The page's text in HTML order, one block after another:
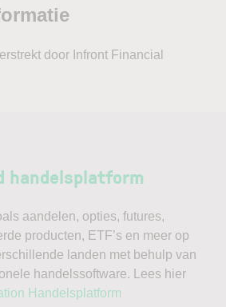
handelsplatform
aandelen, opties, futures,
producten, ETF’s en meer op
landen met behulp van
handelssoftware. Lees hier
Handelsplatform